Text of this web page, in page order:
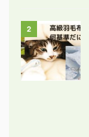
2